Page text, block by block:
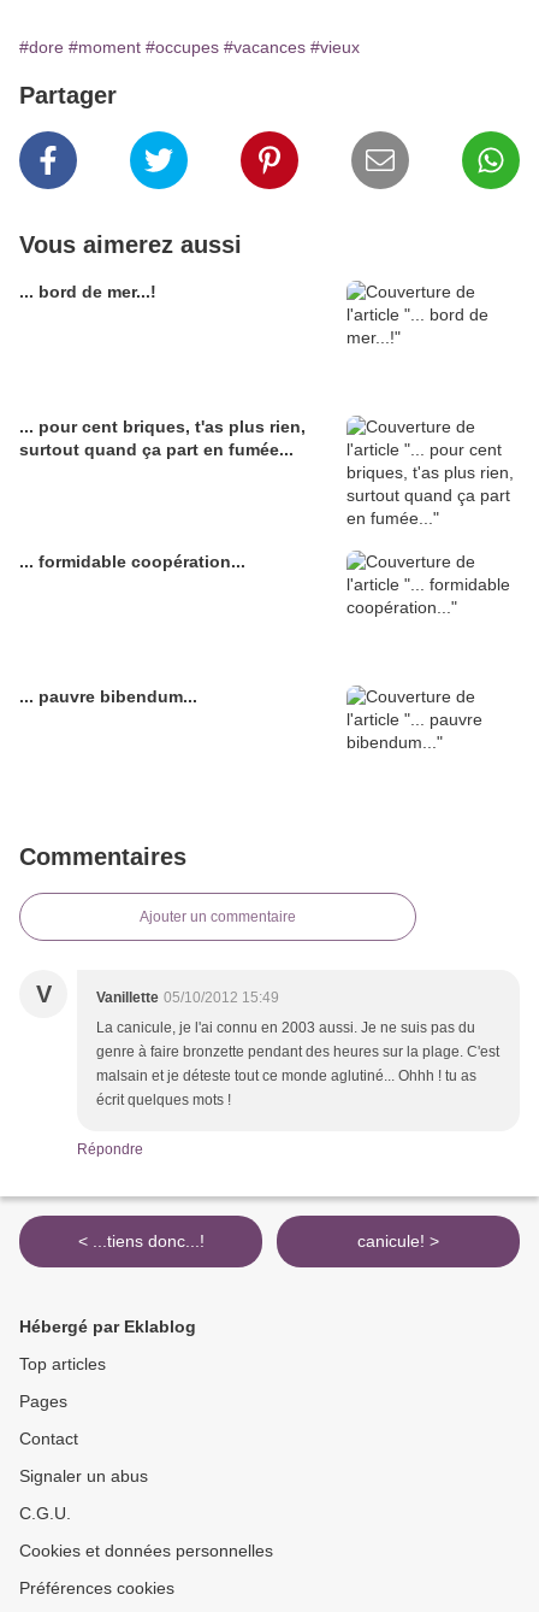
#dore #moment #occupes #vacances #vieux
Partager
Vous aimerez aussi
... bord de mer...!
... pour cent briques, t'as plus rien,
surtout quand ça part en fumée...
... formidable coopération...
... pauvre bibendum...
Commentaires
Ajouter un commentaire
V Vanillette 05/10/2012 15:49
La canicule, je l'ai connu en 2003 aussi. Je ne suis pas du
genre à faire bronzette pendant des heures sur la plage. C'est
malsain et je déteste tout ce monde aglutiné... Ohhh ! tu as
écrit quelques mots !
Répondre
< ...tiens donc...! canicule! >
Hébergé par Eklablog
Top articles
Pages
Contact
Signaler un abus
C.G.U.
Cookies et données personnelles
Préférences cookies